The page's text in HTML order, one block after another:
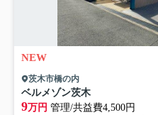
NEW
茨木市橋の内
ベルメゾン茨木
9万円 管理/共益費4,500円